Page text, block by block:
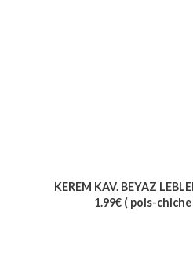
KEREM KAV. BEYAZ
1.99€ ( pois-